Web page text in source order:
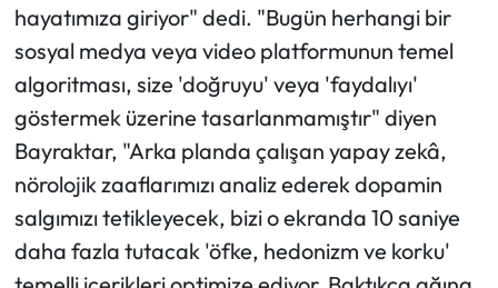
hayatımıza giriyor" dedi. "Bugün herhangi bir
sosyal medya veya video platformunun temel
algoritması, size 'doğruyu' veya 'faydalıyı'
göstermek üzerine tasarlanmamıştır" diyen
Bayraktar, "Arka planda çalışan yapay zekâ,
nörolojik zaaflarımızı analiz ederek dopamin
salgımızı tetikleyecek, bizi o ekranda 10 saniye
daha fazla tutacak 'öfke, hedonizm ve korku'